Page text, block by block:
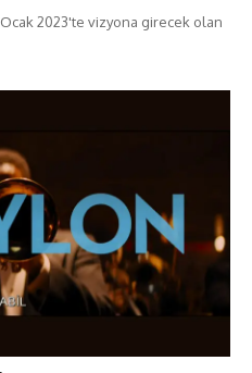
2023'te vizyona girecek olan